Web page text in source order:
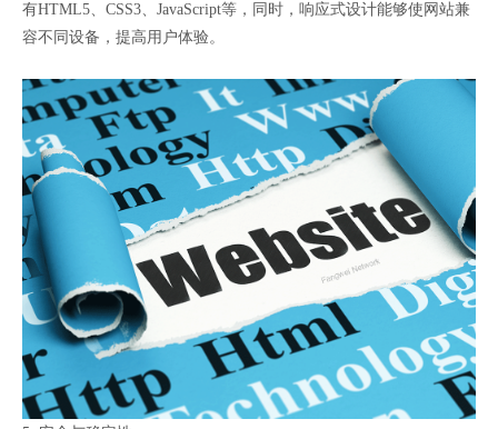
有HTML5、CSS3、JavaScript等，同时，响应式设计能够使网站兼
容不同设备，提高用户体验。